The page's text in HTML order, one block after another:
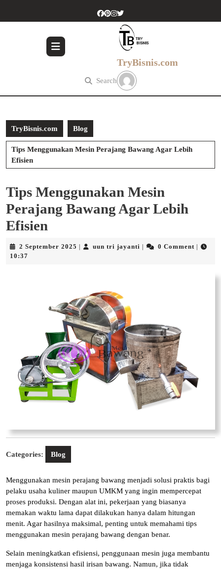
TryBisnis.com
Search
TryBisnis.com Blog
Tips Menggunakan Mesin Perajang Bawang Agar Lebih
Efisien
Tips Menggunakan Mesin
Perajang Bawang Agar Lebih
Efisien
2 September 2025 2
uun tri jayanti uun
0 Comment
10:37
Categories: Blog
Menggunakan mesin perajang bawang menjadi solusi praktis bagi
pelaku usaha kuliner maupun UMKM yang ingin mempercepat
proses produksi. Dengan alat ini, pekerjaan yang biasanya
memakan waktu lama dapat dilakukan hanya dalam hitungan
menit. Agar hasilnya maksimal, penting untuk memahami tips
menggunakan mesin perajang bawang dengan benar.
Selain meningkatkan efisiensi, penggunaan mesin juga membantu
menjaga konsistensi hasil irisan bawang. Namun, jika tidak